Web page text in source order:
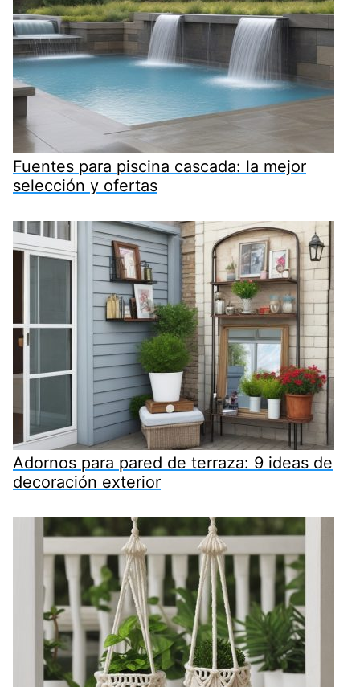
Fuentes para piscina cascada: la mejor
selección y ofertas
Adornos para pared de terraza: 9 ideas de
decoración exterior